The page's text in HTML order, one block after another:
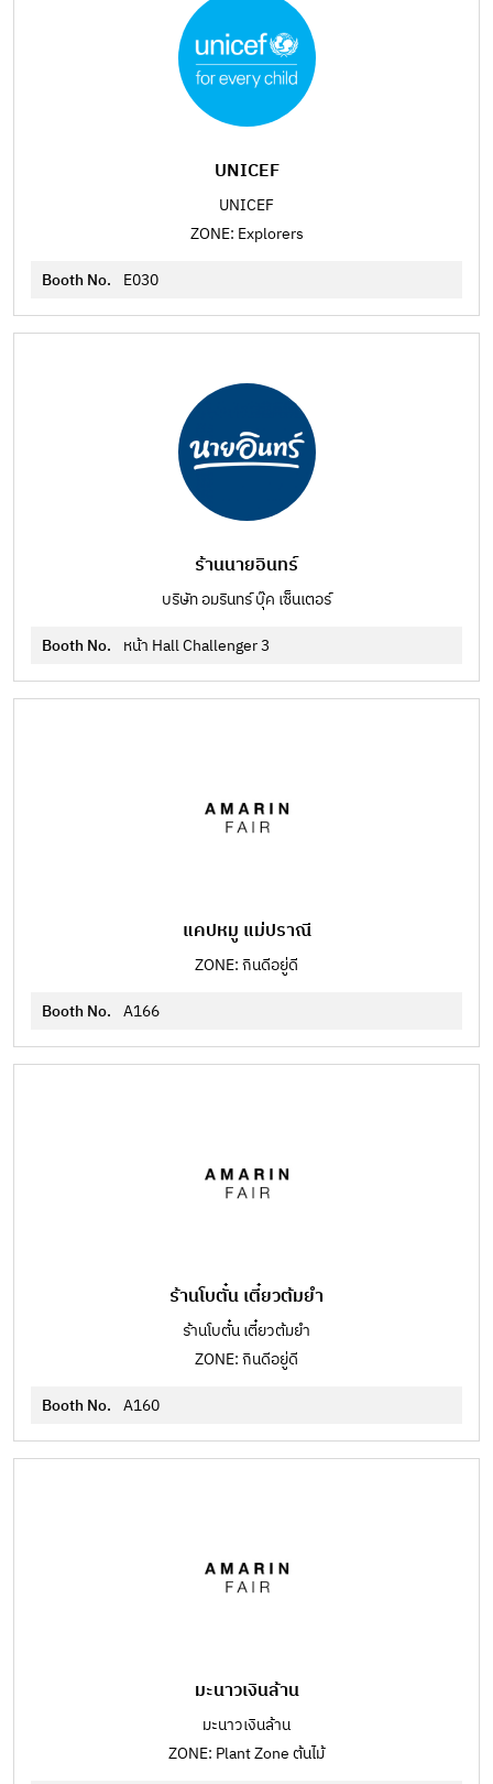
UNICEF
UNICEF
ZONE: Explorers
Booth No. E030
ร้านนายอินทร์
บริษัท อมรินทร์ บุ๊ค เซ็นเตอร์
Booth No. หน้า Hall Challenger 3
แคปหมู แม่ปราณี
ZONE: กินดีอยู่ดี
Booth No. A166
ร้านโบตั๋น เตี๋ยวต้มยำ
ร้านโบตั๋น เตี๋ยวต้มยำ
ZONE: กินดีอยู่ดี
Booth No. A160
มะนาวเงินล้าน
มะนาวเงินล้าน
ZONE: Plant Zone ต้นไม้